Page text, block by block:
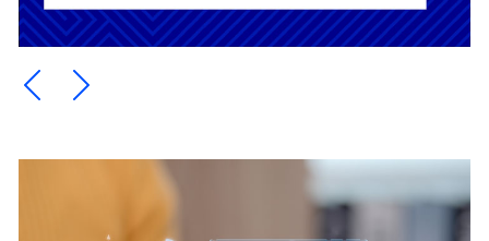
Ein Element zurück blättern
Ein Element weiter blättern